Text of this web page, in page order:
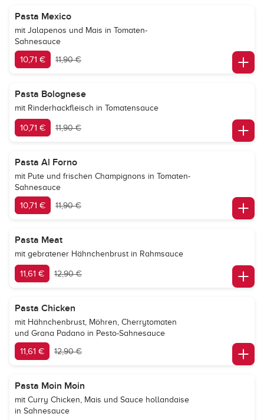
Pasta Mexico
mit Jalapenos und Mais in Tomaten-
Sahnesauce
10,71 € 11,90 €
Pasta Bolognese
mit Rinderhackfleisch in Tomatensauce
10,71 € 11,90 €
Pasta Al Forno
mit Pute und frischen Champignons in Tomaten-
Sahnesauce
10,71 € 11,90 €
Pasta Meat
mit gebratener Hähnchenbrust in Rahmsauce
11,61 € 12,90 €
Pasta Chicken
mit Hähnchenbrust, Möhren, Cherrytomaten
und Grana Padano in Pesto-Sahnesauce
11,61 € 12,90 €
Pasta Moin Moin
mit Curry Chicken, Mais und Sauce hollandaise
in Sahnesauce